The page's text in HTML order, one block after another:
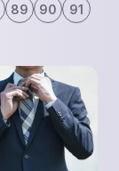
89 90
91